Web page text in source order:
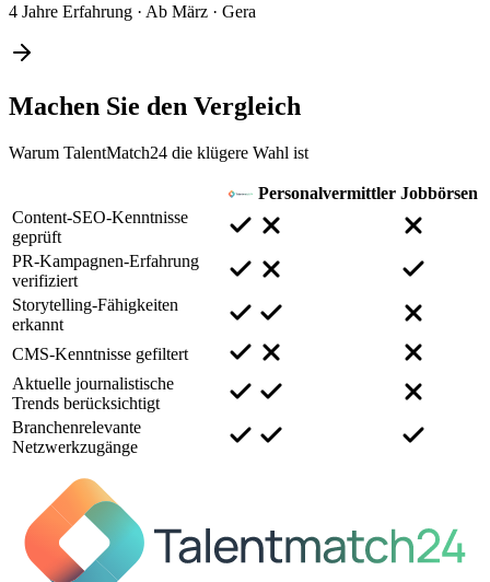
4 Jahre Erfahrung · Ab März · Gera
Machen Sie den Vergleich
Warum TalentMatch24 die klügere Wahl ist
Personalvermittler Jobbörsen
Content-SEO-Kenntnisse
geprüft
PR-Kampagnen-Erfahrung
verifiziert
Storytelling-Fähigkeiten
erkannt
CMS-Kenntnisse gefiltert
Aktuelle journalistische
Trends berücksichtigt
Branchenrelevante
Netzwerkzugänge